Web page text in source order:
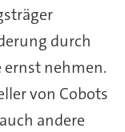
durch
nehmen.
von Cobots
andere